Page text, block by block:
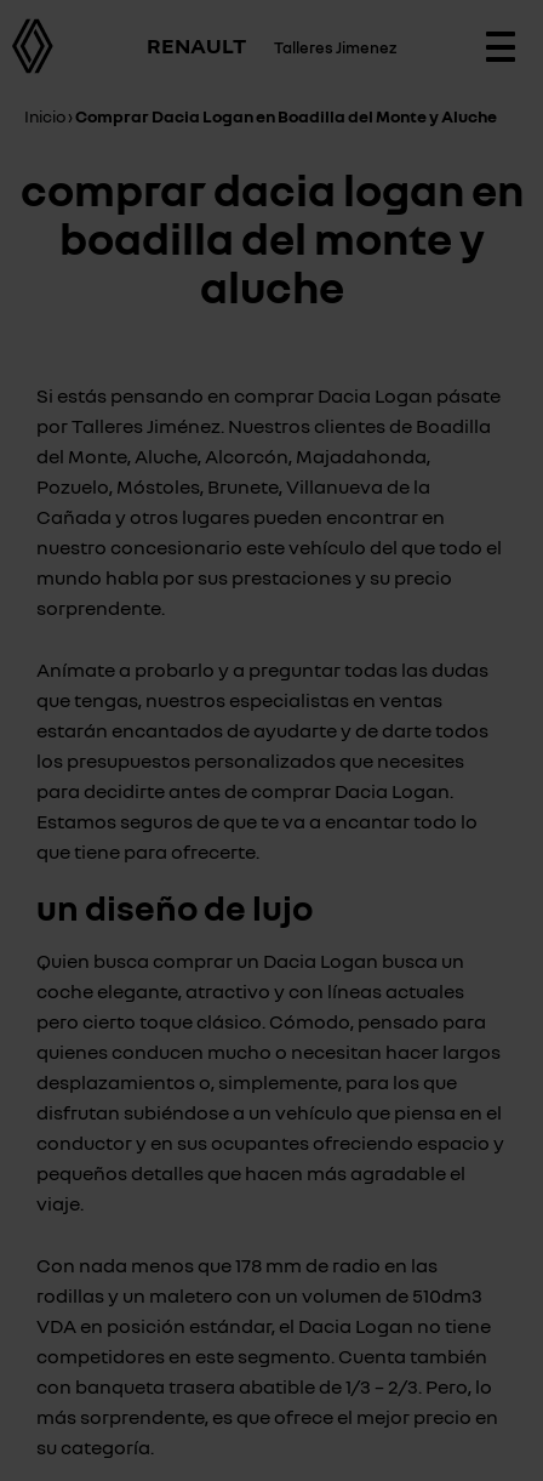
RENAULT Talleres Jimenez
Inicio›Comprar Dacia Logan en Boadilla del Monte y Aluche
comprar dacia logan en
boadilla del monte y
aluche
Si estás pensando en comprar Dacia Logan pásate
por Talleres Jiménez. Nuestros clientes de Boadilla
del Monte, Aluche, Alcorcón, Majadahonda,
Pozuelo, Móstoles, Brunete, Villanueva de la
Cañada y otros lugares pueden encontrar en
nuestro concesionario este vehículo del que todo el
mundo habla por sus prestaciones y su precio
sorprendente.
Anímate a probarlo y a preguntar todas las dudas
que tengas, nuestros especialistas en ventas
estarán encantados de ayudarte y de darte todos
los presupuestos personalizados que necesites
para decidirte antes de comprar Dacia Logan.
Estamos seguros de que te va a encantar todo lo
que tiene para ofrecerte.
un diseño de lujo
Quien busca comprar un Dacia Logan busca un
coche elegante, atractivo y con líneas actuales
pero cierto toque clásico. Cómodo, pensado para
quienes conducen mucho o necesitan hacer largos
desplazamientos o, simplemente, para los que
disfrutan subiéndose a un vehículo que piensa en el
conductor y en sus ocupantes ofreciendo espacio y
pequeños detalles que hacen más agradable el
viaje.
Con nada menos que 178 mm de radio en las
rodillas y un maletero con un volumen de 510dm3
VDA en posición estándar, el Dacia Logan no tiene
competidores en este segmento. Cuenta también
con banqueta trasera abatible de 1/3 – 2/3. Pero, lo
más sorprendente, es que ofrece el mejor precio en
su categoría.